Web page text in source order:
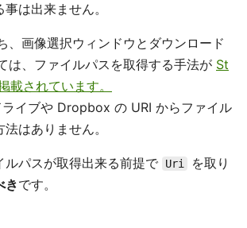
は出来ません。
、画像選択ウィンドウとダウンロード
は、ファイルパスを取得する手法が St
されています。
イブや Dropbox の URI からファイル
はありません。
ルパスが取得出来る前提で Uri
を取り
きです。